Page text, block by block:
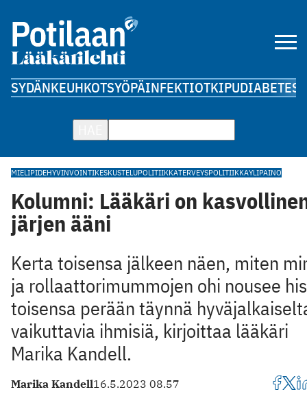
SYDÄNKEUHKOTSYÖPÄINFEKTIOTKIPUDIABETES
MIELIPIDEHYVINVOINTIKESKUSTELUPOLITIIKKATERVEYSPOLITIIKKAYLIPAINO
Kolumni: Lääkäri on
järjen ääni
Kerta toisensa jälkeen näen, miten
ja rollaattorimummojen ohi nousee
toisensa perään täynnä
vaikuttavia ihmisiä, kirjoittaa lääkäri
Marika Kandell.
Marika Kandell16.5.2023 08.57